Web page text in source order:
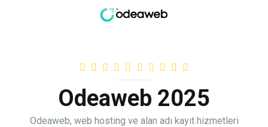
Odeaweb 2025
Odeaweb, web hosting ve alan adı kayıt hizmetleri